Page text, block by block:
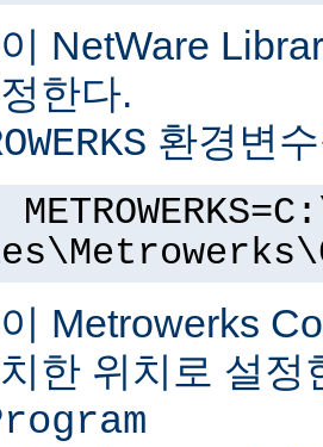
NetWare
한다.
환경변
Metrowerks
한 위치로 설정